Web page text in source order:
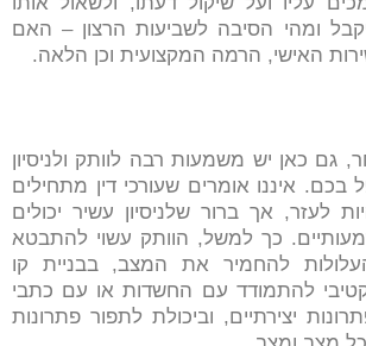
ומהי הסיבה לשביעות הרצון – האם
האישי, הרמה המקצועית וכן הלאה.
גם כאן יש משמעות רבה לוותק ולניסיון
איננו אומרים שעורכי דין מתחילים
לעזר, אך ברור שלניסיון עשיר יכולים
כך למשל, הוותק עשוי להתבטא
להחמיר את המצב, בבניית קו
להתמודד עם החשדות או עם כתבי
יצירתיים, וביכולת לתפור פתרונות